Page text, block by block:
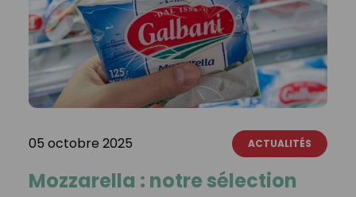
05 octobre 2025 ACTUALITÉS
Mozzarella : notre sélection